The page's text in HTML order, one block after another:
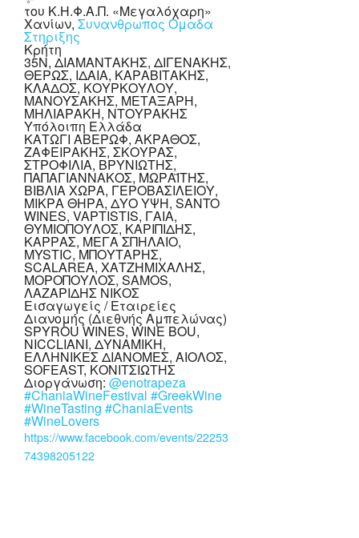
του Κ.Η.Φ.Α.Π. «Μεγαλόχαρη»
Χανίων, Συνανθρωπος Ομαδα
Στηριξης
Κρήτη
35N, ΔΙΑΜΑΝΤΑΚΗΣ, ΔΙΓΕΝΑΚΗΣ,
ΘΕΡΩΣ, ΙΔΑΙΑ, ΚΑΡΑΒΙΤΑΚΗΣ,
ΚΛΑΔΟΣ, ΚΟΥΡΚΟΥΛΟΥ,
ΜΑΝΟΥΣΑΚΗΣ, ΜΕΤΑΞΑΡΗ,
ΜΗΛΙΑΡΑΚΗ, ΝΤΟΥΡΑΚΗΣ
Υπόλοιπη Ελλάδα
ΚΑΤΩΓΙ ΑΒΕΡΩΦ, ΑΚΡΑΘΟΣ,
ΖΑΦΕΙΡΑΚΗΣ, ΣΚΟΥΡΑΣ,
ΣΤΡΟΦΙΛΙΑ, ΒΡΥΝΙΩΤΗΣ,
ΠΑΠΑΓΙΑΝΝΑΚΟΣ, ΜΩΡΑΪΤΗΣ,
ΒΙΒΛΙΑ ΧΩΡΑ, ΓΕΡΟΒΑΣΙΛΕΙΟΥ,
ΜΙΚΡΑ ΘΗΡΑ, ΔΥΟ ΥΨΗ, SANTO
WINES, VAPTISTIS, ΓΑΙΑ,
ΘΥΜΙΟΠΟΥΛΟΣ, ΚΑΡΙΠΙΔΗΣ,
ΚΑΡΡΑΣ, ΜΕΓΑ ΣΠΗΛΑΙΟ,
MYSTIC, ΜΠΟΥΤΑΡΗΣ,
SCALAREA, ΧΑΤΖΗΜΙΧΑΛΗΣ,
ΜΟΡΟΠΟΥΛΟΣ, SAMOS,
ΛΑΖΑΡΙΔΗΣ ΝΙΚΟΣ
Εισαγωγείς / Εταιρείες
Διανομής (Διεθνής Αμπελώνας)
SPYROU WINES, WINE BOU,
NICCLIANI, ΔΥΝΑΜΙΚΗ,
ΕΛΛΗΝΙΚΕΣ ΔΙΑΝΟΜΕΣ, ΑΙΟΛΟΣ,
SOFEAST, ΚΟΝΙΤΣΙΩΤΗΣ
Διοργάνωση: @enotrapeza
#ChaniaWineFestival #GreekWine
#WineTasting #ChaniaEvents
#WineLovers
https://www.facebook.com/events/22253
74398205122